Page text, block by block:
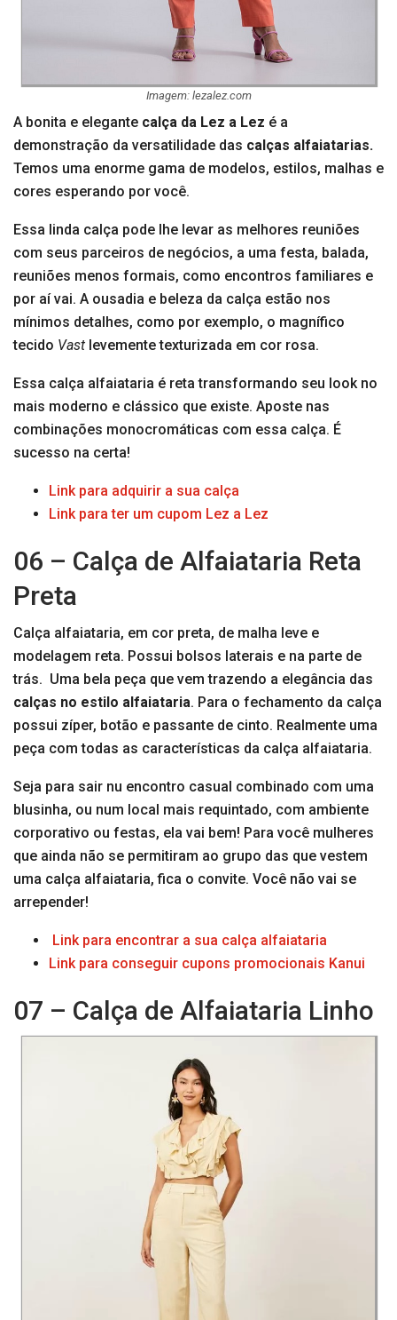
Imagem: lezalez.com
A bonita e elegante calça da Lez a Lez é a
demonstração da versatilidade das calças alfaiatarias.
Temos uma enorme gama de modelos, estilos, malhas e
cores esperando por você.
Essa linda calça pode lhe levar as melhores reuniões
com seus parceiros de negócios, a uma festa, balada,
reuniões menos formais, como encontros familiares e
por aí vai. A ousadia e beleza da calça estão nos
mínimos detalhes, como por exemplo, o magnífico
tecido Vast levemente texturizada em cor rosa.
Essa calça alfaiataria é reta transformando seu look no
mais moderno e clássico que existe. Aposte nas
combinações monocromáticas com essa calça. É
sucesso na certa!
Link para adquirir a sua calça
Link para ter um cupom Lez a Lez
06 – Calça de Alfaiataria Reta
Preta
Calça alfaiataria, em cor preta, de malha leve e
modelagem reta. Possui bolsos laterais e na parte de
trás. Uma bela peça que vem trazendo a elegância das
calças no estilo alfaiataria. Para o fechamento da calça
possui zíper, botão e passante de cinto. Realmente uma
peça com todas as características da calça alfaiataria.
Seja para sair nu encontro casual combinado com uma
blusinha, ou num local mais requintado, com ambiente
corporativo ou festas, ela vai bem! Para você mulheres
que ainda não se permitiram ao grupo das que vestem
uma calça alfaiataria, fica o convite. Você não vai se
arrepender!
Link para encontrar a sua calça alfaiataria
Link para conseguir cupons promocionais Kanui
07 – Calça de Alfaiataria Linho